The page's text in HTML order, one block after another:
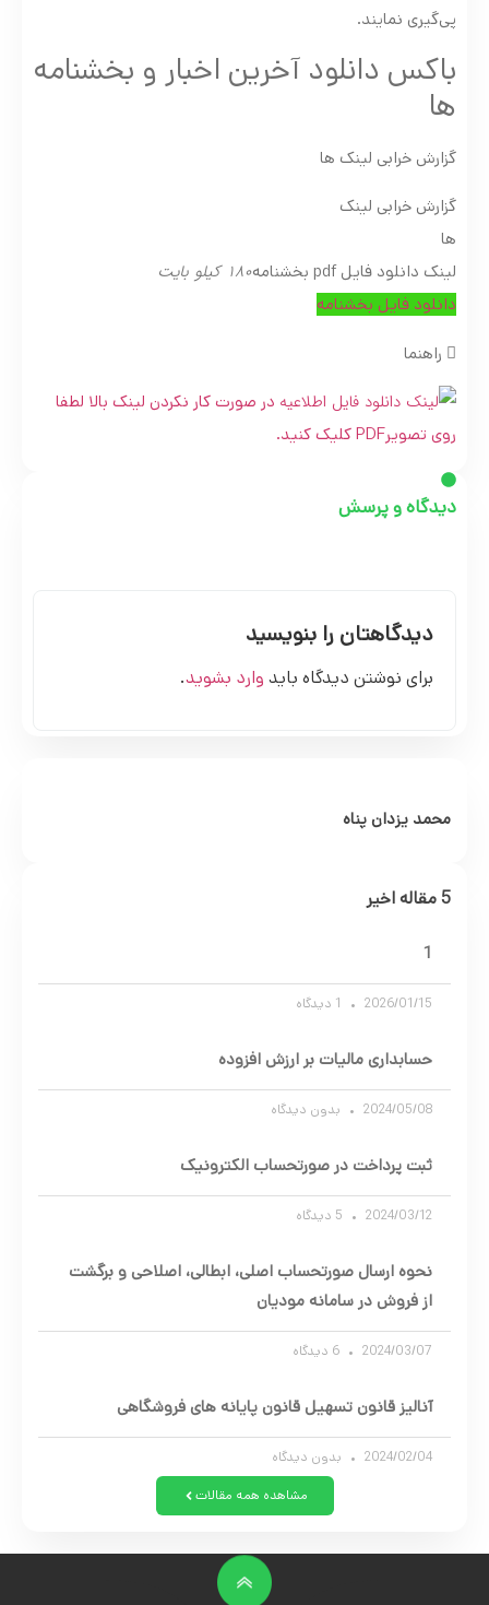
پی‌گیری نمایند.
باکس دانلود آخرین اخبار و بخشنامه
ها
گزارش خرابی لینک ها
گزارش خرابی لینک
ها
لینک دانلود فایل pdf بخشنامه
180 کیلو بایت
دانلود فایل بخشنامه
راهنما
در صورت کار نکردن لینک بالا لطفا
روی تصویرPDF کلیک کنید.
دیدگاه و پرسش
دیدگاهتان را بنویسید
برای نوشتن دیدگاه باید وارد بشوید.
محمد یزدان پناه
5 مقاله اخیر
1
2026/01/15
حسابداری مالیات بر ارزش افزوده
2024/05/08 بدون دیدگاه
ثبت پرداخت در صورتحساب الکترونیک
2024/03/12
نحوه ارسال صورتحساب اصلی، ابطالی، اصلاحی و برگشت
از فروش در سامانه مودیان
2024/03/07
آنالیز قانون تسهیل قانون پایانه های فروشگاهی
2024/02/04 بدون دیدگاه
مشاهده همه مقالات